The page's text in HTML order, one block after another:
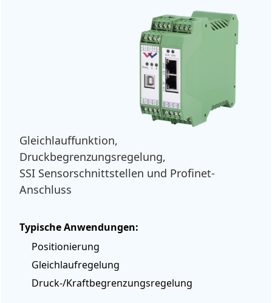
Gleichlauffunktion,
Druckbegrenzungsregelung,
SSI Sensorschnittstellen und Profinet-
Anschluss
Typische Anwendungen:
Positionierung
Gleichlaufregelung
Druck-/Kraftbegrenzungsregelung